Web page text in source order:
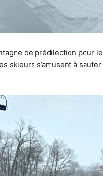
de prédilection pour
skieurs s’amusent à